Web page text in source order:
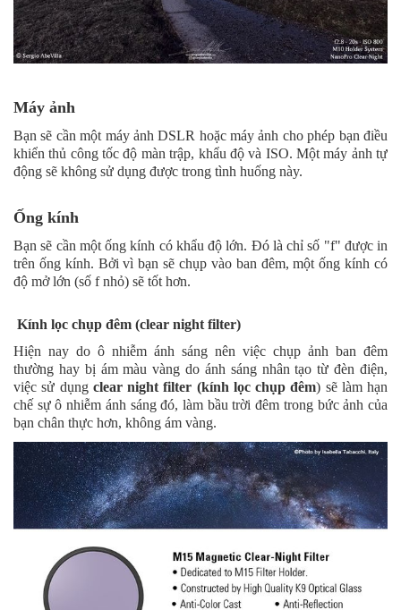
Máy ảnh
Bạn sẽ cần một máy ảnh DSLR hoặc máy ảnh cho phép bạn điều
khiển thủ công tốc độ màn trập, khẩu độ và ISO. Một máy ảnh tự
động sẽ không sử dụng được trong tình huống này.
Ống kính
Bạn sẽ cần một ống kính có khẩu độ lớn. Đó là chỉ số "f" được in
trên ống kính. Bởi vì bạn sẽ chụp vào ban đêm, một ống kính có
độ mở lớn (số f nhỏ) sẽ tốt hơn.
Kính lọc chụp đêm (clear night filter)
Hiện nay do ô nhiễm ánh sáng nên việc chụp ảnh ban đêm
thường hay bị ám màu vàng do ánh sáng nhân tạo từ đèn điện,
việc sử dụng clear night filter (kính lọc chụp đêm) sẽ làm hạn
chế sự ô nhiễm ánh sáng đó, làm bầu trời đêm trong bức ảnh của
bạn chân thực hơn, không ám vàng.